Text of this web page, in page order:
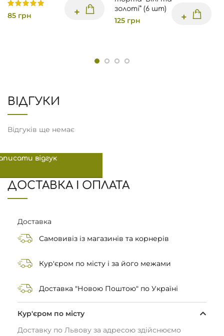
85 грн
золоті” (6 шт)
125 грн
ВІДГУКИ
Відгуків ще немає
відгук
ДОСТАВКА І ОПЛАТА
Доставка
Самовивіз із магазинів та корнерів
Кур'єром по місту і за його межами
Доставка "Новою Поштою" по Україні
Кур'єром по місту
Доставку по Львову за адресою здійснюємо